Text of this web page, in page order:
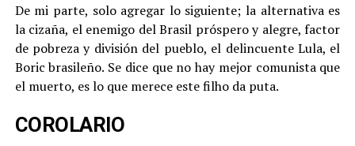
De mi parte, solo agregar lo siguiente; la alternativa es
la cizaña, el enemigo del Brasil próspero y alegre, factor
de pobreza y división del pueblo, el delincuente Lula, el
Boric brasileño. Se dice que no hay mejor comunista que
el muerto, es lo que merece este filho da puta.
COROLARIO